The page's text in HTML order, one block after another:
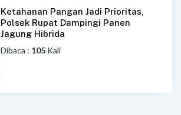
Ketahanan Pangan Jadi Prioritas,
Polsek Rupat Dampingi Panen
Jagung Hibrida
Dibaca : 105 Kali